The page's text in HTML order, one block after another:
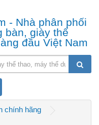
- Nhà phân phối
bàn, giày thể
đầu Việt Nam
chính hãng